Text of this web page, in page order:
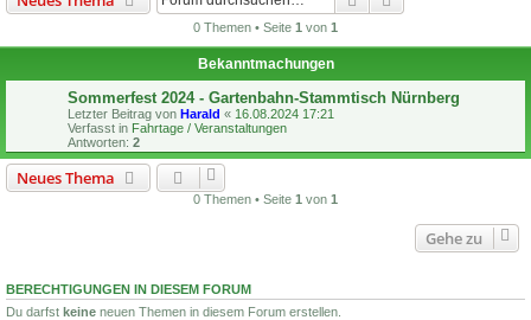
0 Themen • Seite 1 von 1
Bekanntmachungen
Sommerfest 2024 - Gartenbahn-Stammtisch Nürnberg
Letzter Beitrag von Harald « 16.08.2024 17:21
Verfasst in Fahrtage / Veranstaltungen
Antworten: 2
Neues Thema
0 Themen • Seite 1 von 1
Gehe zu
BERECHTIGUNGEN IN DIESEM FORUM
Du darfst keine neuen Themen in diesem Forum erstellen.